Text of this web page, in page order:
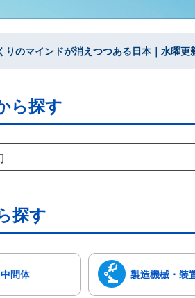
りのマインドが消えつつある日本｜水曜更
ら探す
探す
間体 製造機械・装